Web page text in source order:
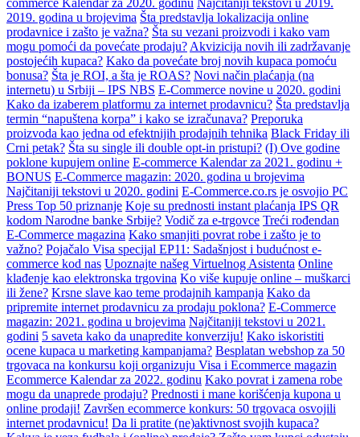
commerce Kalendar za 2020. godinu Najčitaniji tekstovi u 2019.
2019. godina u brojevima Šta predstavlja lokalizacija online
prodavnice i zašto je važna? Šta su vezani proizvodi i kako vam
mogu pomoći da povećate prodaju? Akvizicija novih ili zadržavanje
postojećih kupaca? Kako da povećate broj novih kupaca pomoću
bonusa? Šta je ROI, a šta je ROAS? Novi način plaćanja (na
internetu) u Srbiji – IPS NBS E-Commerce novine u 2020. godini
Kako da izaberem platformu za internet prodavnicu? Šta predstavlja
termin “napuštena korpa” i kako se izračunava? Preporuka
proizvoda kao jedna od efektnijih prodajnih tehnika Black Friday ili
Crni petak? Šta su single ili double opt-in pristupi? (I) Ove godine
poklone kupujem online E-commerce Kalendar za 2021. godinu +
BONUS E-Commerce magazin: 2020. godina u brojevima
Najčitaniji tekstovi u 2020. godini E-Commerce.co.rs je osvojio PC
Press Top 50 priznanje Koje su prednosti instant plaćanja IPS QR
kodom Narodne banke Srbije? Vodič za e-trgovce Treći rođendan
E-Commerce magazina Kako smanjiti povrat robe i zašto je to
važno? Pojačalo Visa specijal EP11: Sadašnjost i budućnost e-
commerce kod nas Upoznajte našeg Virtuelnog Asistenta Online
klađenje kao elektronska trgovina Ko više kupuje online – muškarci
ili žene? Krsne slave kao teme prodajnih kampanja Kako da
pripremite internet prodavnicu za prodaju poklona? E-Commerce
magazin: 2021. godina u brojevima Najčitaniji tekstovi u 2021.
godini 5 saveta kako da unapredite konverziju! Kako iskoristiti
ocene kupaca u marketing kampanjama? Besplatan webshop za 50
trgovaca na konkursu koji organizuju Visa i Ecommerce magazin
Ecommerce Kalendar za 2022. godinu Kako povrat i zamena robe
mogu da unaprede prodaju? Prednosti i mane korišćenja kupona u
online prodaji! Završen ecommerce konkurs: 50 trgovaca osvojili
internet prodavnicu! Da li pratite (ne)aktivnost svojih kupaca?